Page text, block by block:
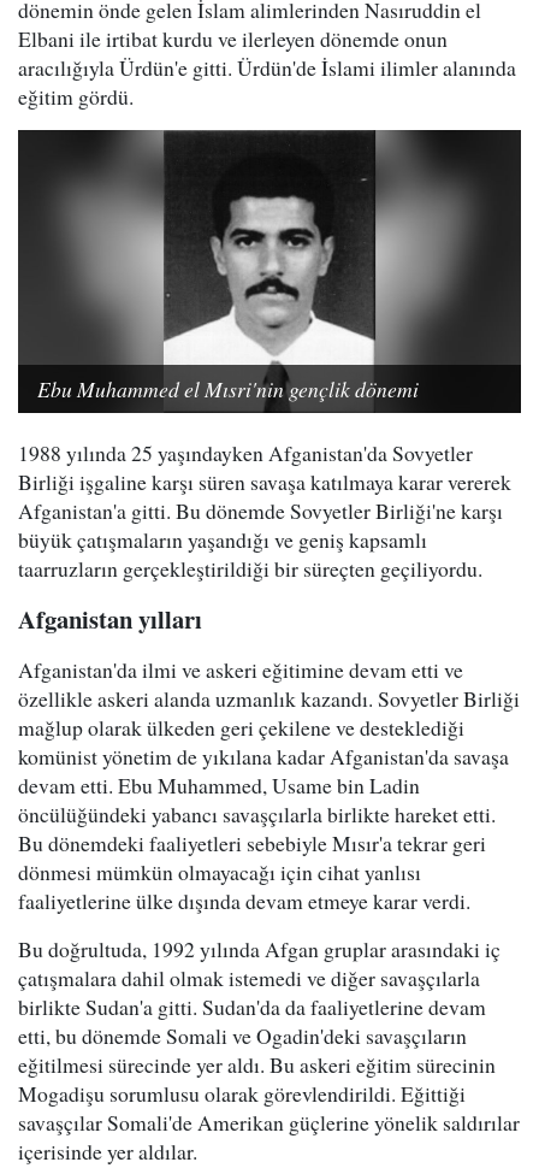
dönemin önde gelen İslam alimlerinden Nasıruddin el
Elbani ile irtibat kurdu ve ilerleyen dönemde onun
aracılığıyla Ürdün'e gitti. Ürdün'de İslami ilimler alanında
eğitim gördü.
Ebu Muhammed el Mısri'nin gençlik dönemi
1988 yılında 25 yaşındayken Afganistan'da Sovyetler
Birliği işgaline karşı süren savaşa katılmaya karar vererek
Afganistan'a gitti. Bu dönemde Sovyetler Birliği'ne karşı
büyük çatışmaların yaşandığı ve geniş kapsamlı
taarruzların gerçekleştirildiği bir süreçten geçiliyordu.
Afganistan yılları
Afganistan'da ilmi ve askeri eğitimine devam etti ve
özellikle askeri alanda uzmanlık kazandı. Sovyetler Birliği
mağlup olarak ülkeden geri çekilene ve desteklediği
komünist yönetim de yıkılana kadar Afganistan'da savaşa
devam etti. Ebu Muhammed, Usame bin Ladin
öncülüğündeki yabancı savaşçılarla birlikte hareket etti.
Bu dönemdeki faaliyetleri sebebiyle Mısır'a tekrar geri
dönmesi mümkün olmayacağı için cihat yanlısı
faaliyetlerine ülke dışında devam etmeye karar verdi.
Bu doğrultuda, 1992 yılında Afgan gruplar arasındaki iç
çatışmalara dahil olmak istemedi ve diğer savaşçılarla
birlikte Sudan'a gitti. Sudan'da da faaliyetlerine devam
etti, bu dönemde Somali ve Ogadin'deki savaşçıların
eğitilmesi sürecinde yer aldı. Bu askeri eğitim sürecinin
Mogadişu sorumlusu olarak görevlendirildi. Eğittiği
savaşçılar Somali'de Amerikan güçlerine yönelik saldırılar
içerisinde yer aldılar.